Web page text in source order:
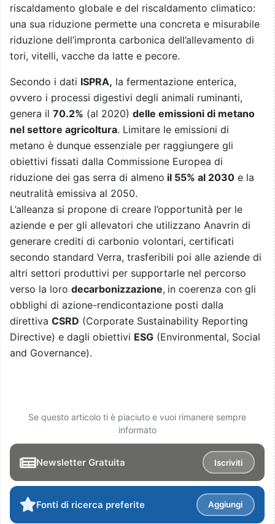
riscaldamento globale e del riscaldamento climatico:
una sua riduzione permette una concreta e misurabile
riduzione dell’impronta carbonica dell’allevamento di
tori, vitelli, vacche da latte e pecore.
Secondo i dati ISPRA, la fermentazione enterica,
ovvero i processi digestivi degli animali ruminanti,
genera il 70.2% (al 2020) delle emissioni di metano
nel settore agricoltura. Limitare le emissioni di
metano è dunque essenziale per raggiungere gli
obiettivi fissati dalla Commissione Europea di
riduzione dei gas serra di almeno il 55% al 2030 e la
neutralità emissiva al 2050.
L’alleanza si propone di creare l’opportunità per le
aziende e per gli allevatori che utilizzano Anavrin di
generare crediti di carbonio volontari, certificati
secondo standard Verra, trasferibili poi alle aziende di
altri settori produttivi per supportarle nel percorso
verso la loro decarbonizzazione, in coerenza con gli
obblighi di azione-rendicontazione posti dalla
direttiva CSRD (Corporate Sustainability Reporting
Directive) e dagli obiettivi ESG (Environmental, Social
and Governance).
Se questo articolo ti è piaciuto e vuoi rimanere sempre
informato
Newsletter Gratuita Iscriviti
Fonti di ricerca preferite Aggiungi